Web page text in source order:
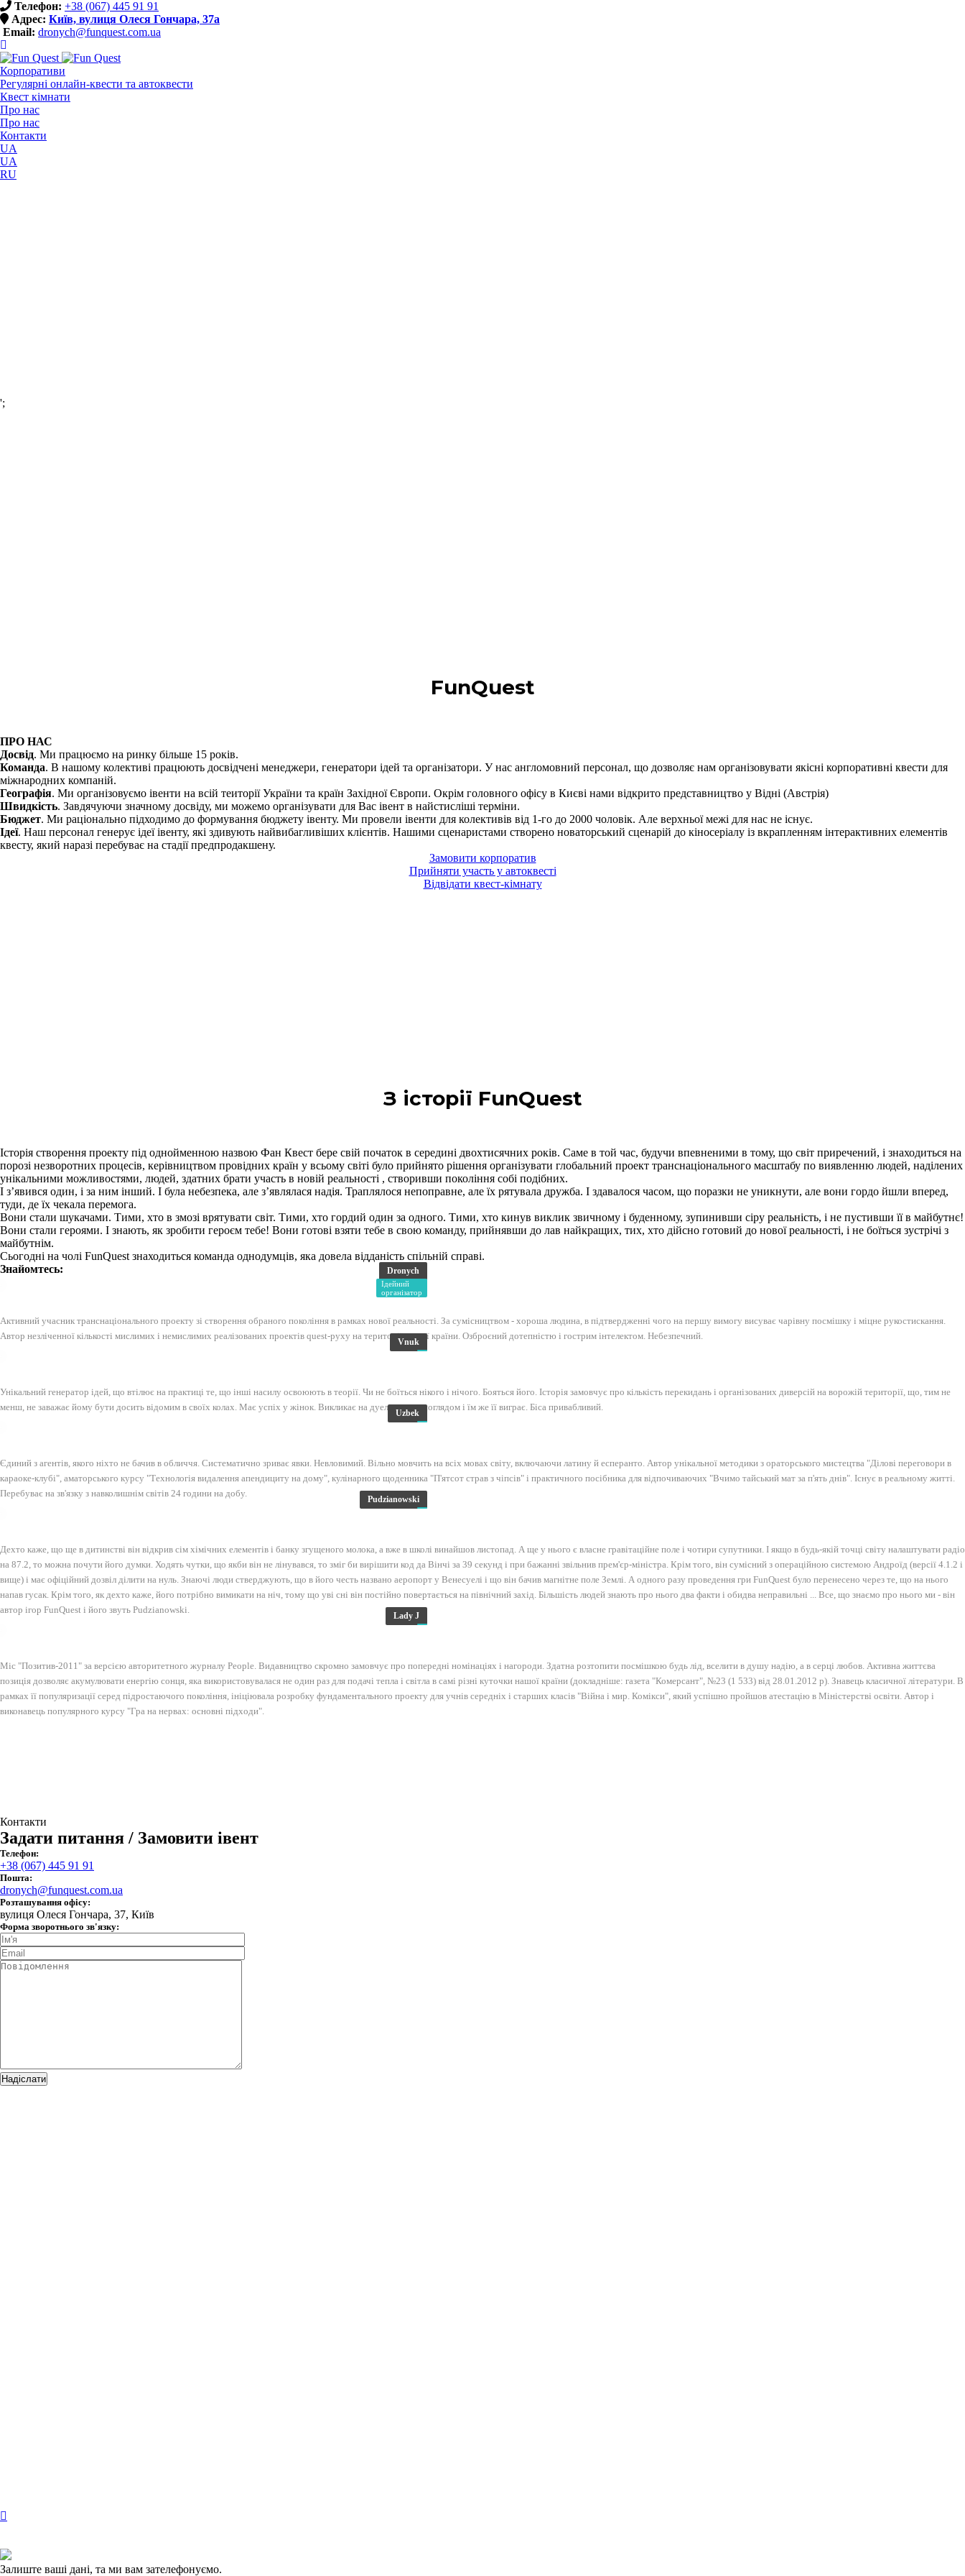
Телефон: +38 (067) 445 91 91
Адрес: Київ, вулиця Олеся Гончара, 37a
Email: dronych@funquest.com.ua
Корпоративи
Регулярні онлайн-квести та автоквести
Квест кімнати
Про нас
Про нас
Контакти
UA
UA
RU
';
FunQuest
ПРО НАС
Досвід. Ми працюємо на ринку більше 15 років.
Команда. В нашому колективі працюють досвідчені менеджери, генератори ідей та організатори. У нас англомовний персонал, що дозволяє нам організовувати якісні корпоративні квести для
міжнародних компаній.
Географія. Ми організовуємо івенти на всій теиторії України та країн Західної Європи. Окрім головного офісу в Києві нами відкрито представництво у Відні (Австрія)
Швидкість. Завдячуючи значному досвіду, ми можемо організувати для Вас івент в найстисліші терміни.
Бюджет. Ми раціонально підходимо до формування бюджету івенту. Ми провели івенти для колективів від 1-го до 2000 чоловік. Але верхньої межі для нас не існує.
Ідеї. Наш персонал генерує ідеї івенту, які здивують найвибагливіших клієнтів. Нашими сценаристами створено новаторський сценарій до кіносеріалу із вкрапленням інтерактивних елементів
квесту, який наразі перебуває на стадії предпродакшену.
Замовити корпоратив
Прийняти участь у автоквесті
Відвідати квест-кімнату
З історії FunQuest
Історія створення проекту під однойменною назвою Фан Квест бере свій початок в середині двохтисячних років. Саме в той час, будучи впевненими в тому, що світ приречений, і знаходиться на
порозі незворотних процесів, керівництвом провідних країн у всьому світі було прийнято рішення організувати глобальний проект транснаціонального масштабу по виявленню людей, наділених
унікальними можливостями, людей, здатних брати участь в новій реальності , створивши покоління собі подібних.
І з’явився один, і за ним інший. І була небезпека, але з’являлася надія. Траплялося непоправне, але їх рятувала дружба. І здавалося часом, що поразки не уникнути, але вони гордо йшли вперед,
туди, де їх чекала перемога.
Вони стали шукачами. Тими, хто в змозі врятувати світ. Тими, хто гордий один за одного. Тими, хто кинув виклик звичному і буденному, зупинивши сіру реальність, і не пустивши її в майбутнє!
Вони стали героями. І знають, як зробити героєм тебе! Вони готові взяти тебе в свою команду, прийнявши до лав найкращих, тих, хто дійсно готовий до нової реальності, і не боїться зустрічі з
майбутнім.
Сьогодні на чолі FunQuest знаходиться команда однодумців, яка довела відданість спільній справі.
Знайомтесь:
Dronych
Ідейний
організатор
Активний учасник транснаціонального проекту зі створення обраного покоління в рамках нової реальності. За сумісництвом - хороша людина, в підтвердженні чого на першу вимогу висуває чарівну посмішку і міцне рукостискання.
Автор незліченної кількості мислимих і немислимих реалізованих проектів quest-руху на території нашої країни. Озброєний дотепністю і гострим інтелектом. Небезпечний.
Vnuk
Унікальний генератор ідей, що втілює на практиці те, що інші насилу освоюють в теорії. Чи не боїться нікого і нічого. Бояться його. Історія замовчує про кількість перекидань і організованих диверсій на ворожій території, що, тим не
менш, не заважає йому бути досить відомим в своїх колах. Має успіх у жінок. Викликає на дуель одним поглядом і їм же її виграє. Біса привабливий.
Uzbek
Єдиний з агентів, якого ніхто не бачив в обличчя. Систематично зриває явки. Невловимий. Вільно мовчить на всіх мовах світу, включаючи латину й есперанто. Автор унікальної методики з ораторського мистецтва "Ділові переговори в
караоке-клубі", аматорського курсу "Технологія видалення апендициту на дому", кулінарного щоденника "П'ятсот страв з чіпсів" і практичного посібника для відпочиваючих "Вчимо тайський мат за п'ять днів". Існує в реальному житті.
Перебуває на зв'язку з навколишнім світів 24 години на добу.
Pudzianowski
Дехто каже, що ще в дитинстві він відкрив сім хімічних елементів і банку згущеного молока, а вже в школі винайшов листопад. А ще у нього є власне гравітаційне поле і чотири супутники. І якщо в будь-якій точці світу налаштувати радіо
на 87.2, то можна почути його думки. Ходять чутки, що якби він не лінувався, то зміг би вирішити код да Вінчі за 39 секунд і при бажанні звільнив прем'єр-міністра. Крім того, він сумісний з операційною системою Андроїд (версії 4.1.2 і
вище) і має офіційний дозвіл ділити на нуль. Знаючі люди стверджують, що в його честь названо аеропорт у Венесуелі і що він бачив магнітне поле Землі. А одного разу проведення гри FunQuest було перенесено через те, що на нього
напав гусак. Крім того, як дехто каже, його потрібно вимикати на ніч, тому що уві сні він постійно повертається на північний захід. Більшість людей знають про нього два факти і обидва неправильні ... Все, що знаємо про нього ми - він
автор ігор FunQuest і його звуть Pudzianowski.
Lady J
Міс "Позитив-2011" за версією авторитетного журналу People. Видавництво скромно замовчує про попередні номінаціях і нагороди. Здатна розтопити посмішкою будь лід, вселити в душу надію, а в серці любов. Активна життєва
позиція дозволяє акумулювати енергію сонця, яка використовувалася не один раз для подачі тепла і світла в самі різні куточки нашої країни (докладніше: газета "Комерсант", №23 (1 533) від 28.01.2012 р). Знавець класичної літератури. В
рамках її популяризації серед підростаючого покоління, ініціювала розробку фундаментального проекту для учнів середніх і старших класів "Війна і мир. Комікси", який успішно пройшов атестацію в Міністерстві освіти. Автор і
виконавець популярного курсу "Гра на нервах: основні підходи".
Контакти
Задати питання / Замовити івент
Телефон:
+38 (067) 445 91 91
Пошта:
dronych@funquest.com.ua
Розташування офісу:
вулиця Олеся Гончара, 37, Київ
Форма зворотнього зв'язку:
Залиште ваші дані, та ми вам зателефонуємо.